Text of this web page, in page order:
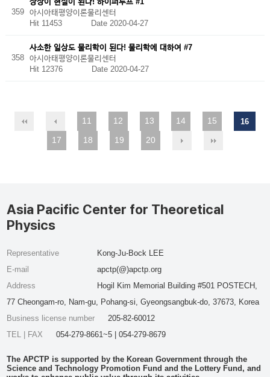
359
아시아태평양이론물리센터
Hit 11453 Date 2020-04-27
358
사소한 일상도 물리학이 된다! 물리학에 대하여 #7
아시아태평양이론물리센터
Hit 12376 Date 2020-04-27
11 12 13 14 15 16
17 18 19 20
Asia Pacific Center for Theoretical
Physics
Representative
Kong-Ju-Bock LEE
E-mail
apctp(@)apctp.org
Address
Hogil Kim Memorial Building #501 POSTECH,
77 Cheongam-ro, Nam-gu, Pohang-si, Gyeongsangbuk-do, 37673, Korea
Business license number
205-82-60012
TEL | FAX
054-279-8661~5 | 054-279-8679
The APCTP is supported by the Korean Government through the
Science and Technology Promotion Fund and the Lottery Fund, and